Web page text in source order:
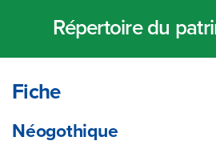
Répertoire du
Fiche
Néogothique